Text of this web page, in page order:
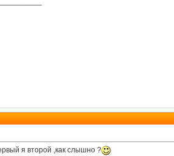
я второй ,как слышно ?